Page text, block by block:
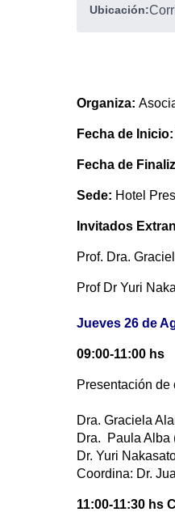
Ubicación:
Organiza:
Fecha de Inicio:
Fecha de
Sede: Hotel
Invitados
Prof. Dra.
Prof Dr Yuri
Jueves 26 de
09:00-11:00 hs
Presentación
Dra. Graciela
Dra. Paula Alba
Dr. Yuri
Coordina: Dr.
11:00-11:30 hs